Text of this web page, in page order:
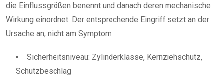
die Einflussgrößen benennt und danach deren mechanische
Wirkung einordnet. Der entsprechende Eingriff setzt an der
Ursache an, nicht am Symptom.
Sicherheitsniveau: Zylinderklasse, Kernziehschutz,
Schutzbeschlag